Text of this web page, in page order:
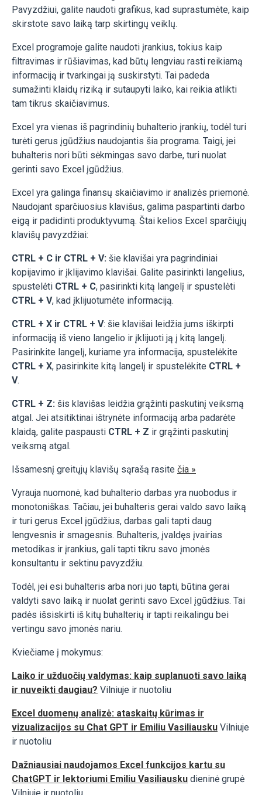
Pavyzdžiui, galite naudoti grafikus, kad suprastumėte, kaip
skirstote savo laiką tarp skirtingų veiklų.
Excel programoje galite naudoti įrankius, tokius kaip
filtravimas ir rūšiavimas, kad būtų lengviau rasti reikiamą
informaciją ir tvarkingai ją suskirstyti. Tai padeda
sumažinti klaidų riziką ir sutaupyti laiko, kai reikia atlikti
tam tikrus skaičiavimus.
Excel yra vienas iš pagrindinių buhalterio įrankių, todėl turi
turėti gerus įgūdžius naudojantis šia programa. Taigi, jei
buhalteris nori būti sėkmingas savo darbe, turi nuolat
gerinti savo Excel įgūdžius.
Excel yra galinga finansų skaičiavimo ir analizės priemonė.
Naudojant sparčiuosius klavišus, galima paspartinti darbo
eigą ir padidinti produktyvumą. Štai kelios Excel sparčiųjų
klavišų pavyzdžiai:
CTRL + C ir CTRL + V: šie klavišai yra pagrindiniai
kopijavimo ir įklijavimo klavišai. Galite pasirinkti langelius,
spustelėti CTRL + C, pasirinkti kitą langelį ir spustelėti
CTRL + V, kad įklijuotumėte informaciją.
CTRL + X ir CTRL + V: šie klavišai leidžia jums iškirpti
informaciją iš vieno langelio ir įklijuoti ją į kitą langelį.
Pasirinkite langelį, kuriame yra informacija, spustelėkite
CTRL + X, pasirinkite kitą langelį ir spustelėkite CTRL +
V.
CTRL + Z: šis klavišas leidžia grąžinti paskutinį veiksmą
atgal. Jei atsitiktinai ištrynėte informaciją arba padarėte
klaidą, galite paspausti CTRL + Z ir grąžinti paskutinį
veiksmą atgal.
Išsamesnį greitųjų klavišų sąrašą rasite čia »
Vyrauja nuomonė, kad buhalterio darbas yra nuobodus ir
monotoniškas. Tačiau, jei buhalteris gerai valdo savo laiką
ir turi gerus Excel įgūdžius, darbas gali tapti daug
lengvesnis ir smagesnis. Buhalteris, įvaldęs įvairias
metodikas ir įrankius, gali tapti tikru savo įmonės
konsultantu ir sektinu pavyzdžiu.
Todėl, jei esi buhalteris arba nori juo tapti, būtina gerai
valdyti savo laiką ir nuolat gerinti savo Excel įgūdžius. Tai
padės išsiskirti iš kitų buhalterių ir tapti reikalingu bei
vertingu savo įmonės nariu.
Kviečiame į mokymus:
Laiko ir užduočių valdymas: kaip suplanuoti savo laiką
ir nuveikti daugiau? Vilniuje ir nuotoliu
Excel duomenų analizė: ataskaitų kūrimas ir
vizualizacijos su Chat GPT ir Emiliu Vasiliausku Vilniuje
ir nuotoliu
Dažniausiai naudojamos Excel funkcijos kartu su
ChatGPT ir lektoriumi Emiliu Vasiliausku dieninė grupė